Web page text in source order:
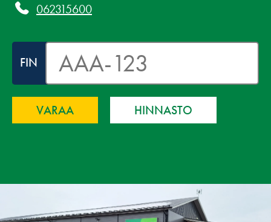
062315600
FIN
HINNASTO